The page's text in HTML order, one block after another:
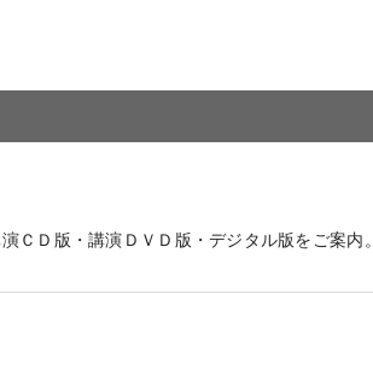
ＣＤ版・講演ＤＶＤ版・デジタル版をご案内。